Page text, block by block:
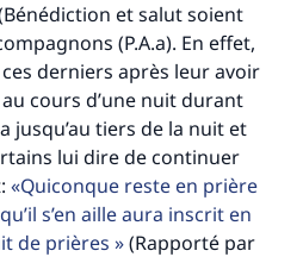
et salut soient
(P.A.a). En effet,
derniers après leur avoir
cours d’une nuit durant
jusqu’au tiers de la nuit et
lui dire de continuer
Quiconque reste en prière
s’en aille aura inscrit en
de prières
(Rapporté par